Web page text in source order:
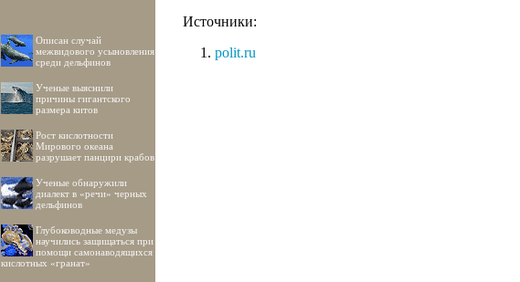
Описан случай
межвидового усыновления
среди дельфинов
Ученые выяснили
причины гигантского
размера китов
Рост кислотности
Мирового океана
разрушает панцири крабов
Ученые обнаружили
диалект в «речи» черных
дельфинов
Глубоководные медузы
научились защищаться при
помощи самонаводящихся
кислотных «гранат»
Источники:
polit.ru